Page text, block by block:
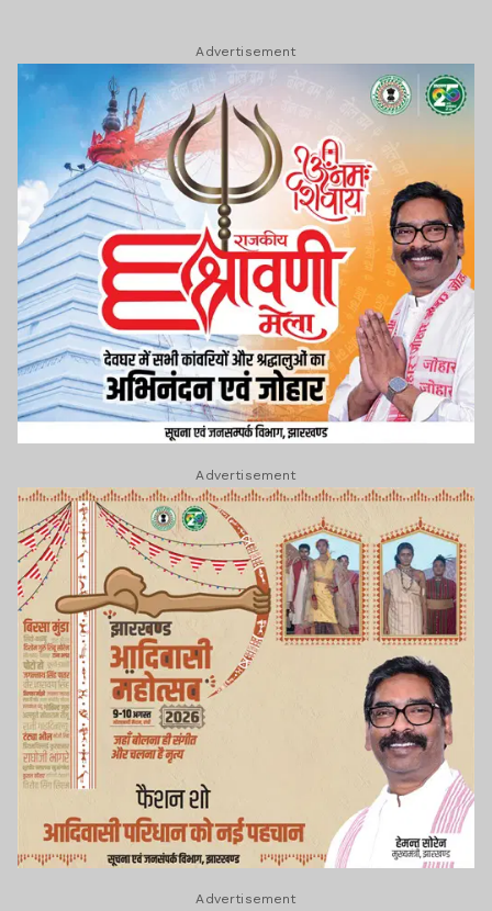
Advertisement
Advertisement
Advertisement